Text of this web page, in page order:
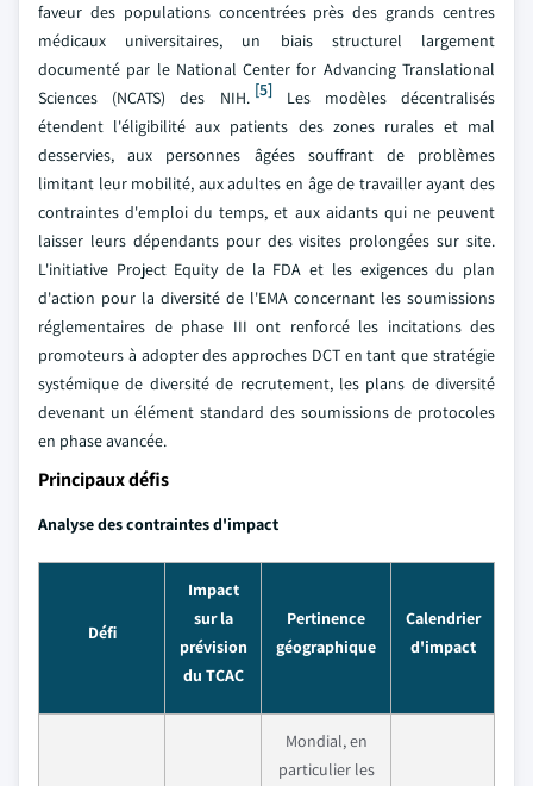
faveur des populations concentrées près des grands centres
médicaux universitaires, un biais structurel largement
documenté par le National Center for Advancing Translational
Sciences (NCATS) des NIH. [5]Les modèles décentralisés
étendent l'éligibilité aux patients des zones rurales et mal
desservies, aux personnes âgées souffrant de problèmes
limitant leur mobilité, aux adultes en âge de travailler ayant des
contraintes d'emploi du temps, et aux aidants qui ne peuvent
laisser leurs dépendants pour des visites prolongées sur site.
L'initiative Project Equity de la FDA et les exigences du plan
d'action pour la diversité de l'EMA concernant les soumissions
réglementaires de phase III ont renforcé les incitations des
promoteurs à adopter des approches DCT en tant que stratégie
systémique de diversité de recrutement, les plans de diversité
devenant un élément standard des soumissions de protocoles
en phase avancée.
Principaux défis
Analyse des contraintes d'impact
Défi
Impact
sur la
prévision
du TCAC
Pertinence
géographique
Calendrier
d'impact
Mondial, en
particulier les